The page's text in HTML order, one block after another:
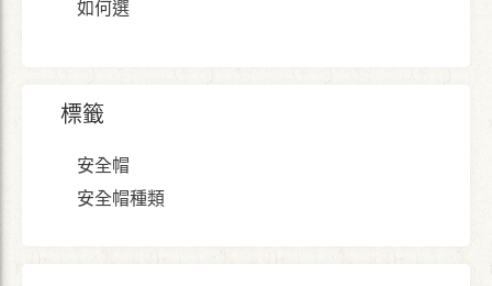
如何選
標籤
安全帽
安全帽種類